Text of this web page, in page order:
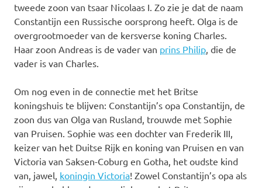
tweede zoon van tsaar Nicolaas I. Zo zie je dat de naam
Constantijn een Russische oorsprong heeft. Olga is de
overgrootmoeder van de kersverse koning Charles.
Haar zoon Andreas is de vader van prins Philip , die de
vader is van Charles.
Om nog even in de connectie met het Britse
koningshuis te blijven: Constantijn’s opa Constantijn, de
zoon dus van Olga van Rusland, trouwde met Sophie
van Pruisen. Sophie was een dochter van Frederik III,
keizer van het Duitse Rijk en koning van Pruisen en van
Victoria van Saksen-Coburg en Gotha, het oudste kind
van, jawel, koningin Victoria! Zowel Constantijn’s opa als